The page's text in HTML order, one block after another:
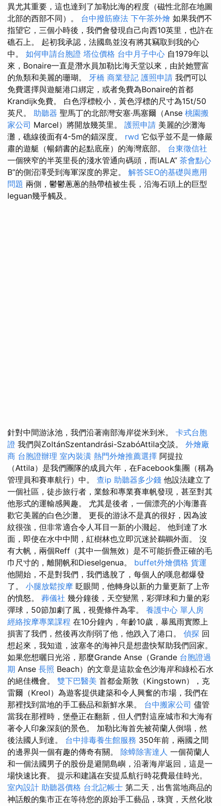
異尤其重要，這也達到了加勒比海的程度（磁性北部在地圖
北部的西部不同）。 台中撥筋療法 下午茶外燴 如果我們不
指望它，三個小時後，我們會發現自己向西10英里，也許在
礁石上。 起初我承認，法國島並沒有將其竊取到我的心
中。 如何申請台胞證 塔位價格 台中月子中心 自1979年以
來，Bonaire一直是潛水員加勒比海天堂以來，由於她豐富
的魚類和美麗的珊瑚。 牙橋 商業登記 護照申請 我們可以
免費選擇與遊艇港口綁定，或者免費為Bonaire的首都
Krandijk免費。 白色浮標較小，黃色浮標的尺寸為15t/50
英尺。 助聽器 聖馬丁的北部灣安塞·馬塞爾（Anse 桃園搬
家公司 Marcel）將開放幾英里。 護照申請 美麗的沙灘海
灘，礁線後面有4-5m的錨深度。 rwd 它似乎並不是一條嚴
肅的遊艇（暢銷書的起點底座）的海灣底部。 台東徵信社
一個狹窄的半英里長的淺水管通向碼頭，而IALA“ 茶會點心
B”的側沼澤受到海軍深度的界定。 解答SEO的基礎與應用
問題 兩側，鬱鬱蔥蔥的熱帶植被生長，沿海石頭上的巨型
leguan幾乎觸及。
針對中間游泳池，我們沿著南部海岸從米到米。 卡式台胞
證 我們與ZoltánSzentandrási-SzabóAttila交談。 外燴廠
商 台胞證辦理 室內裝潢 熱門外燴推薦選擇 阿提拉
（Attila）是我們團隊的成員六年，在Facebook集團（稱為
管理員和賽車航行）中。 查ip 助聽器多少錢 他設法建立了
一個社區，徒步旅行者，業餘和專業賽車帆發現，甚至對其
他形式的運輸感興趣。 尤其是後者，一個漂亮的小海灘喜
歡它美麗的白色沙灘。 更長的游泳不是真的很好，因為波
紋很強，但非常適合令人耳目一新的小濺起。 他到達了水
面，即使在水中中間，紅樹林也立即沉迷於鵜鶘外面。 沒
有大帆，兩個Reff（其中一個無效）是不可能折疊正確的毛
巾尺寸的，離開帆和Dieselgenua。 buffet外燴價格 貨運
他開始，不是對我們，我們逃脫了，每個人的嘆息都爆發
了。 小腿放鬆按摩 眨眼間，他轉身以新的力量更新了上帝
的憤怒。 葬儀社 幾分鐘後，天空變黑，彩彈球和力量的彩
彈球，50節加劇了風，視覺條件為零。 養護中心 單人房
經絡按摩專業課程 在10分鐘內，年齡10歲，暴風雨實際上
損害了我們，然後再次削弱了他，他跌入了港口。 偵探 回
想起來，我知道，波塞冬的海神只是想盡快幫助我們回家。
如果您想曬日光浴，那麼Grande Anse（Grande 台胞證過
期 Anse 長照 Beach）的文章是這款金色沙海岸和綠松石水
的絕佳機會。 雙下巴醫美 首都金斯敦（Kingstown），克
雷爾（Kreol）為遊客提供建築和令人興奮的市場，我們在
那裡找到當地的手工藝品和新鮮水果。 台中搬家公司 儘管
當我在那裡時，堡壘正在翻新，但人們對這座城市和大海有
著令人印象深刻的景色。 加勒比海首先被荷蘭人倒塌，然
後法國人到達。 台中排毒養生館服務 350年前，兩國之間
的邊界與一個有趣的傳奇有關。 除蟑除害達人 一個荷蘭人
和一個法國男子的股份是避開島嶼，沿著海岸返回，這是一
場快速比賽。 提示和建議在安提瓜航行時花費最佳時光。
室內設計 助聽器價格 台北記帳士 第二天，出售當地商品的
神話般的集市正在等待您的原始手工藝品，珠寶，天然化妝